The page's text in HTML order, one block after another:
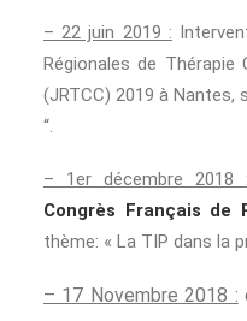
– 22 juin 2019 :
Régionales de
(JRTCC) 2019 à Nantes,
“.
– 1er décembre 2018 :
Congrès Français de
thème: « La TIP dans la
– 17 Novembre 2018 :